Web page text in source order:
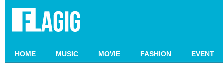
HOME MUSIC MOVIE FASHION EVENT